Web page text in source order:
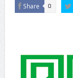
Share 0